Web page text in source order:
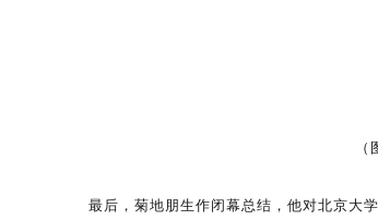
最后，菊地朋生作闭幕总结，他对北京大